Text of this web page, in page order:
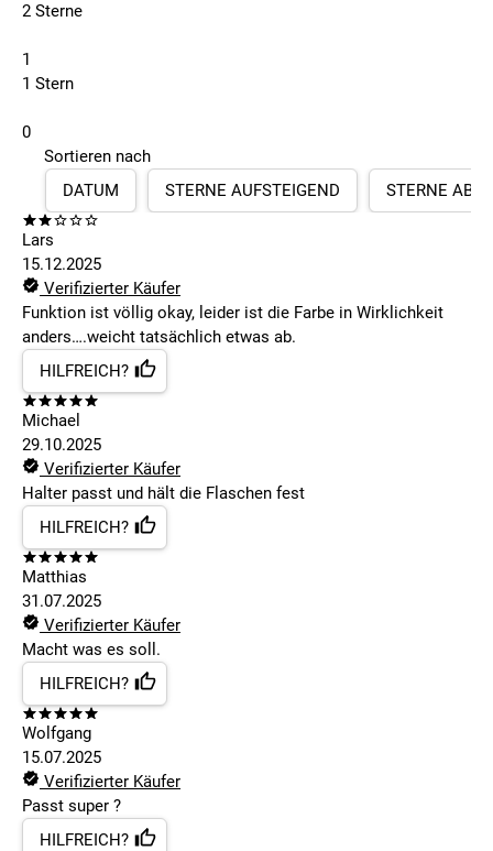
2 Sterne
1
1 Stern
0
Sortieren nach
DATUM
STERNE AUFSTEIGEND STERNE
Lars
15.12.2025
Verifizierter Käufer
Funktion ist völlig okay, leider ist die Farbe in Wirklichkeit
anders….weicht tatsächlich etwas ab.
HILFREICH?
Michael
29.10.2025
Verifizierter Käufer
Halter passt und hält die Flaschen fest
HILFREICH?
Matthias
31.07.2025
Verifizierter Käufer
Macht was es soll.
HILFREICH?
Wolfgang
15.07.2025
Verifizierter Käufer
Passt super ?
HILFREICH?